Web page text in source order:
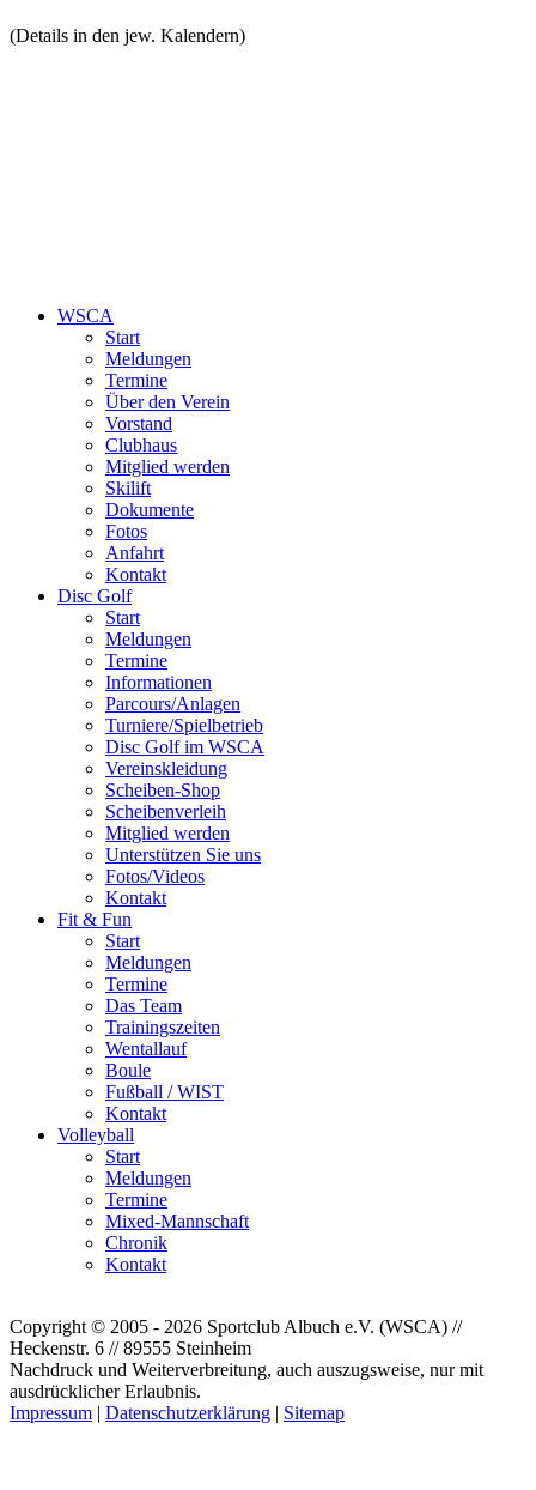
(Details in den jew. Kalendern)
WSCA
Start
Meldungen
Termine
Über den Verein
Vorstand
Clubhaus
Mitglied werden
Skilift
Dokumente
Fotos
Anfahrt
Kontakt
Disc Golf
Start
Meldungen
Termine
Informationen
Parcours/Anlagen
Turniere/Spielbetrieb
Disc Golf im WSCA
Vereinskleidung
Scheiben-Shop
Scheibenverleih
Mitglied werden
Unterstützen Sie uns
Fotos/Videos
Kontakt
Fit & Fun
Start
Meldungen
Termine
Das Team
Trainingszeiten
Wentallauf
Boule
Fußball / WIST
Kontakt
Volleyball
Start
Meldungen
Termine
Mixed-Mannschaft
Chronik
Kontakt
Copyright © 2005 - 2026 Sportclub Albuch e.V. (WSCA) //
Heckenstr. 6 // 89555 Steinheim
Nachdruck und Weiterverbreitung, auch auszugsweise, nur mit
ausdrücklicher Erlaubnis.
Impressum | Datenschutzerklärung | Sitemap